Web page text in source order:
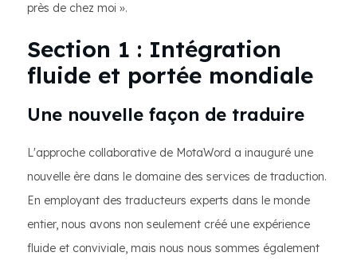
près de chez moi ».
Section 1 : Intégration
fluide et portée mondiale
Une nouvelle façon de traduire
L'approche collaborative de MotaWord a inauguré une
nouvelle ère dans le domaine des services de traduction.
En employant des traducteurs experts dans le monde
entier, nous avons non seulement créé une expérience
fluide et conviviale, mais nous nous sommes également